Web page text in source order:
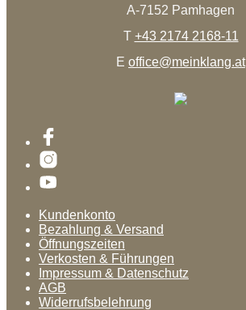
A-7152 Pamhagen
T +43 2174 2168-11
E office@meinklang.at
Kundenkonto
Bezahlung & Versand
Öffnungszeiten
Verkosten & Führungen
Impressum & Datenschutz
AGB
Widerrufsbelehrung